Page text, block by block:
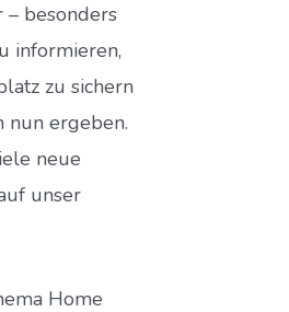
besonders
informieren,
zu sichern
nun ergeben.
neue
unser
Home